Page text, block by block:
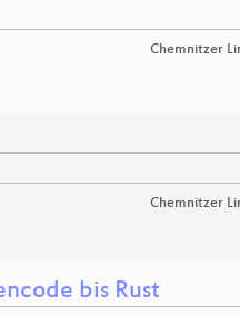
Chemnitzer
Chemnitzer
bis Rust